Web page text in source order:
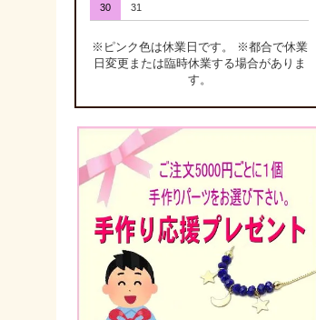
30 31
※ピンク色は休業日です。 ※都合で休業
日変更または臨時休業する場合がありま
す。